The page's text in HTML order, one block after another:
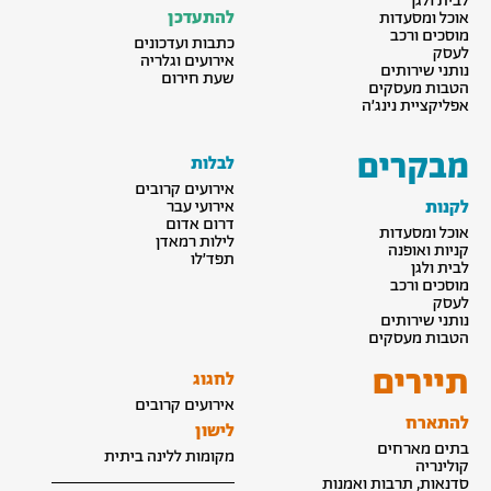
אוכל ומסעדות
מוסכים ורכב
לעסק
נותני שירותים
הטבות מעסקים
אפליקציית נינג׳ה
להתעדכן
כתבות ועדכונים
אירועים וגלריה
שעת חירום
מבקרים
לקנות
אוכל ומסעדות
קניות ואופנה
לבית ולגן
מוסכים ורכב
לעסק
נותני שירותים
הטבות מעסקים
לבלות
אירועים קרובים
אירועי עבר
דרום אדום
לילות רמאדן
תפד׳לו
תיירים
להתארח
בתים מארחים
קולינריה
סדנאות, תרבות ואמנות
לחגוג
אירועים קרובים
לישון
מקומות ללינה ביתית